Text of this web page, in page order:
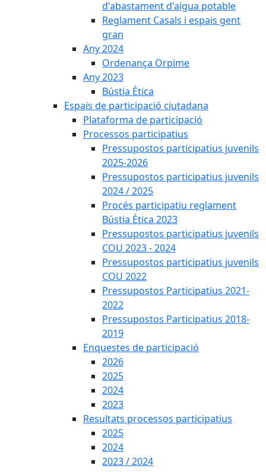
d'abastament d'aigua potable
Reglament Casals i espais gent
gran
Any 2024
Ordenança Orpime
Any 2023
Bústia Ètica
Espais de participació ciutadana
Plataforma de participació
Processos participatius
Pressupostos participatius juvenils
2025-2026
Pressupostos participatius juvenils
2024 / 2025
Procés participatiu reglament
Bústia Ètica 2023
Pressupostos participatius juvenils
COU 2023 - 2024
Pressupostos participatius juvenils
COU 2022
Pressupostos Participatius 2021-
2022
Pressupostos Participatius 2018-
2019
Enquestes de participació
2026
2025
2024
2023
Resultats processos participatius
2025
2024
2023 / 2024